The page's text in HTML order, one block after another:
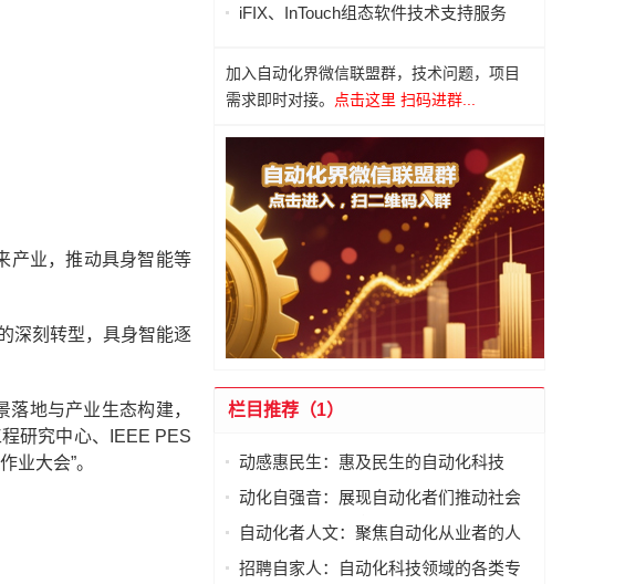
产业，推动具身智能等
深刻转型，具身智能逐
地与产业生态构建，
研究中心、IEEE PES
业大会”。
iFIX、InTouch组态软件技术支持服务
加入自动化界微信联盟群，技术问题，项目
需求即时对接。
点击这里 扫码进群...
栏目推荐（1）
动感惠民生：惠及民生的自动化科技
动化自强音：展现自动化者们推动社会
进步发出的响亮声音
自动化者人文：聚焦自动化从业者的人
文思考
招聘自家人：自动化科技领域的各类专